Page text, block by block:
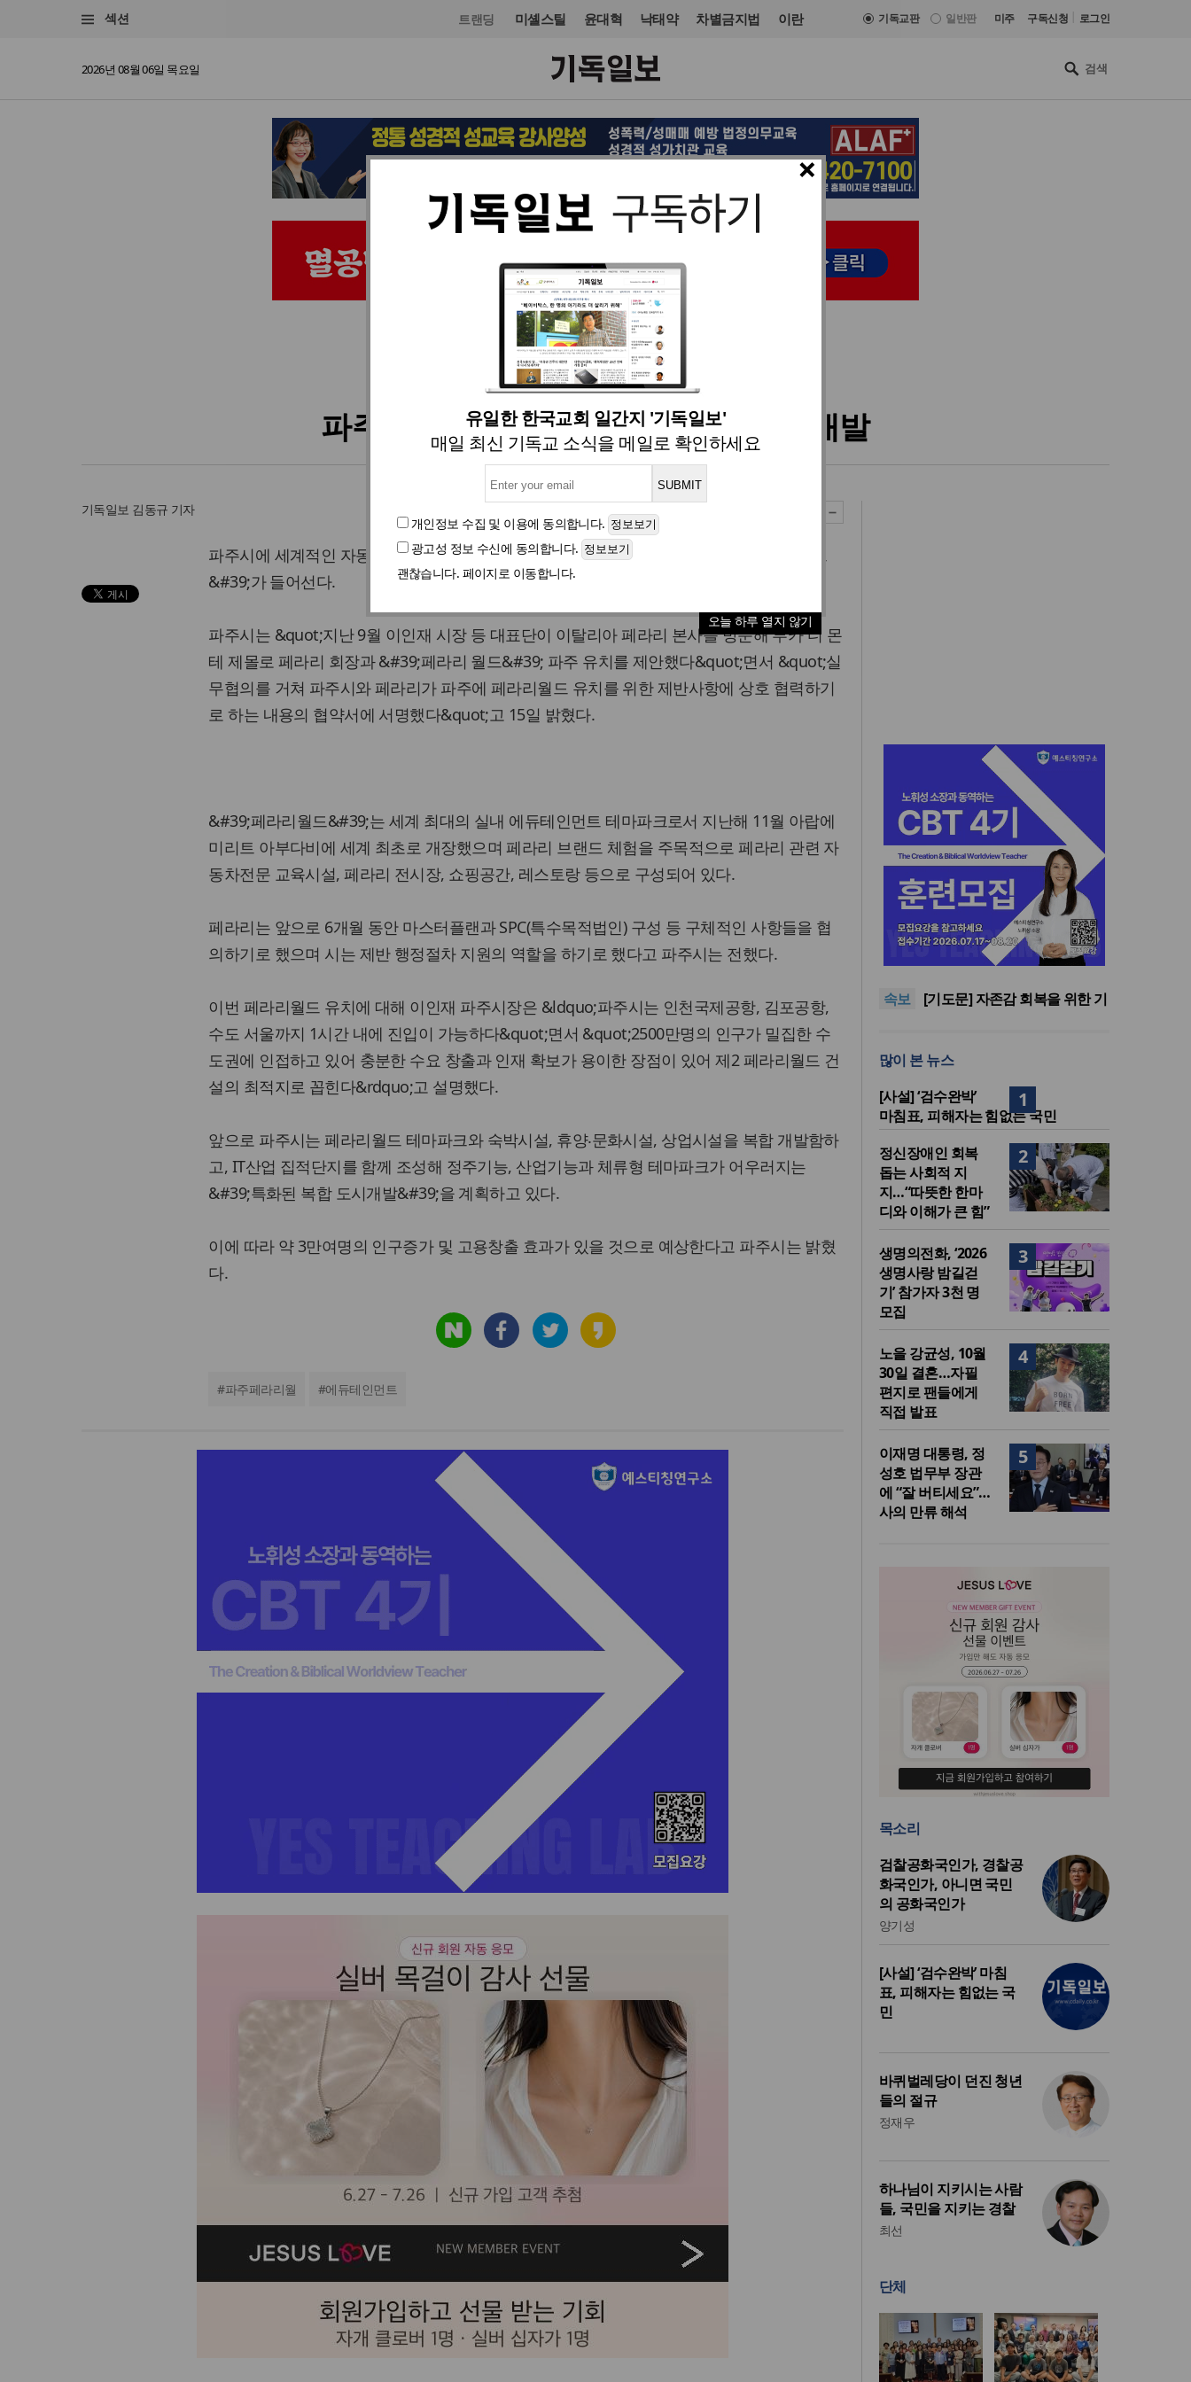
섹션 트랜딩 미셸스틸 윤대혁 낙태약 차별금지법 이란 기독교판 일반판 미주 구독신청 로그인
2026년 08월 06일 목요일
×
유일한 한국교회 일간지 '기독일보'
매일 최신 기독교 소식을 메일로 확인하세요
개인정보 수집 및 이용에 동의합니다.
광고성 정보 수신에 동의합니다.
괜찮습니다. 페이지로 이동합니다.
오늘 하루 열지 않기
사회 입력 2011. 12. 15 17:52
파주 페라리월드, '특화 복합 도시'로 개발
기독일보 김동규 기자
파주시에 세계적인 자동차 에듀테인먼트(Edutainment]) 테마파크 시설인 &#39;페라리월드
&#39;가 들어선다.
파주시는 &quot;지난 9월 이인재 시장 등 대표단이 이탈리아 페라리 본사를 방문해 루카 디 몬
테 제몰로 페라리 회장과 &#39;페라리 월드&#39; 파주 유치를 제안했다&quot;면서 &quot;실
무협의를 거쳐 파주시와 페라리가 파주에 페라리월드 유치를 위한 제반사항에 상호 협력하기
로 하는 내용의 협약서에 서명했다&quot;고 15일 밝혔다.
&#39;페라리월드&#39;는 세계 최대의 실내 에듀테인먼트 테마파크로서 지난해 11월 아랍에
미리트 아부다비에 세계 최초로 개장했으며 페라리 브랜드 체험을 주목적으로 페라리 관련 자
동차전문 교육시설, 페라리 전시장, 쇼핑공간, 레스토랑 등으로 구성되어 있다.
페라리는 앞으로 6개월 동안 마스터플랜과 SPC(특수목적법인) 구성 등 구체적인 사항들을 협
의하기로 했으며 시는 제반 행정절차 지원의 역할을 하기로 했다고 파주시는 전했다.
이번 페라리월드 유치에 대해 이인재 파주시장은 &ldquo;파주시는 인천국제공항, 김포공항,
수도 서울까지 1시간 내에 진입이 가능하다&quot;면서 &quot;2500만명의 인구가 밀집한 수
도권에 인접하고 있어 충분한 수요 창출과 인재 확보가 용이한 장점이 있어 제2 페라리월드 건
설의 최적지로 꼽힌다&rdquo;고 설명했다.
앞으로 파주시는 페라리월드 테마파크와 숙박시설, 휴양‧문화시설, 상업시설을 복합 개발함하
고, IT산업 집적단지를 함께 조성해 정주기능, 산업기능과 체류형 테마파크가 어우러지는
&#39;특화된 복합 도시개발&#39;을 계획하고 있다.
이에 따라 약 3만여명의 인구증가 및 고용창출 효과가 있을 것으로 예상한다고 파주시는 밝혔
다.
#파주페라리월 #에듀테인먼트
속보
횃불트리니티신학대학원대,
ACSI 국제 기독교사 자격 과정
“하나님 앞에서 광복의 은혜 기
‘후성유전 해석 가능성’ 관련 청
[기도문] 자존감 회복을 위한 기
장 취임
ACSI 국제 기독교사 자격 과정
“하나님 앞에서 광복의 은혜 기
억하고 책임 감당해야”
많이 본 뉴스
1
[사설] ‘검수완박’
마침표, 피해자는 힘없는 국민
2
정신장애인 회복
돕는 사회적 지
지…“따뜻한 한마
디와 이해가 큰 힘”
3
생명의전화, ‘2026
생명사랑 밤길걷
기’ 참가자 3천 명
모집
4
노을 강균성, 10월
30일 결혼…자필
편지로 팬들에게
직접 발표
5
이재명 대통령, 정
성호 법무부 장관
에 “잘 버티세요”…
사의 만류 해석
목소리
검찰공화국인가, 경찰공
화국인가, 아니면 국민
의 공화국인가
양기성
[사설] ‘검수완박’ 마침
표, 피해자는 힘없는 국
민
바퀴벌레당이 던진 청년
들의 절규
정재우
하나님이 지키시는 사람
들, 국민을 지키는 경찰
최선
단체